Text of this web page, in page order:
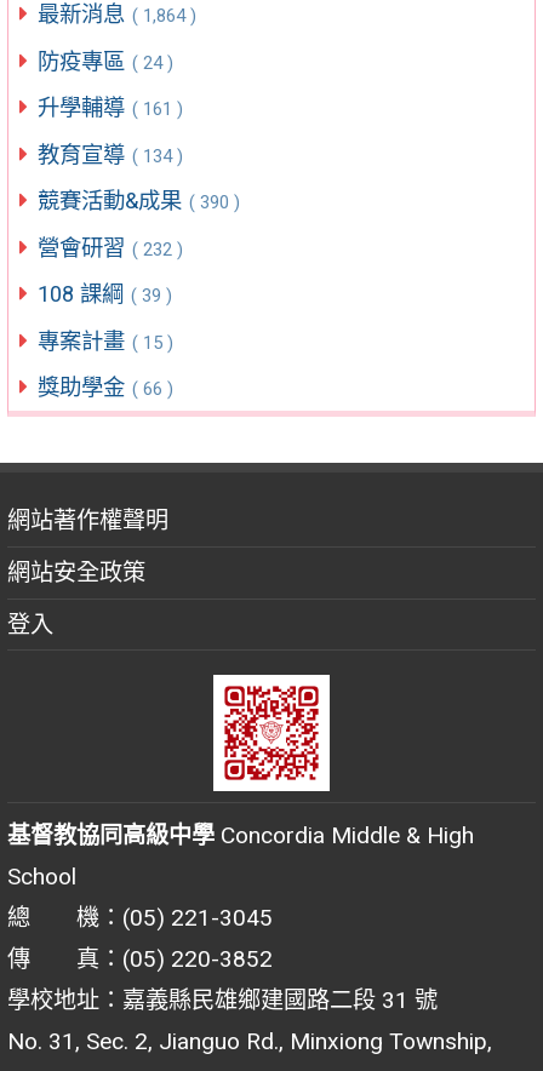
最新消息 ( 1,864 )
防疫專區 ( 24 )
升學輔導 ( 161 )
教育宣導 ( 134 )
競賽活動&成果 ( 390 )
營會研習 ( 232 )
108 課綱 ( 39 )
專案計畫 ( 15 )
獎助學金 ( 66 )
網站著作權聲明
網站安全政策
登入
基督教協同高級中學 Concordia Middle & High
School
總 機：(05) 221-3045
傳 真：(05) 220-3852
學校地址：嘉義縣民雄鄉建國路二段 31 號
No. 31, Sec. 2, Jianguo Rd., Minxiong Township,